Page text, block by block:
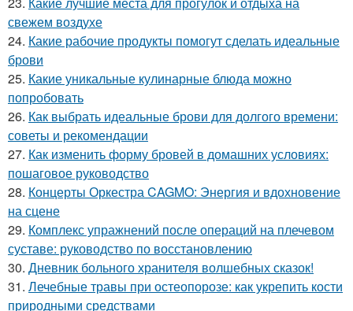
свежем воздухе
24. Какие рабочие продукты помогут сделать идеальные
брови
25. Какие уникальные кулинарные блюда можно
попробовать
26. Как выбрать идеальные брови для долгого времени:
советы и рекомендации
27. Как изменить форму бровей в домашних условиях:
пошаговое руководство
28. Концерты Оркестра CAGMO: Энергия и вдохновение
на сцене
29. Комплекс упражнений после операций на плечевом
суставе: руководство по восстановлению
30. Дневник больного хранителя волшебных сказок!
31. Лечебные травы при остеопорозе: как укрепить кости
природными средствами